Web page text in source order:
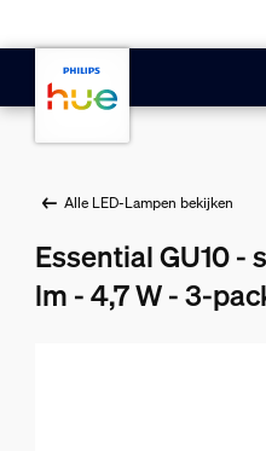
Alle LED-Lampen bekijken
Essential GU10 -
lm - 4,7 W - 3-